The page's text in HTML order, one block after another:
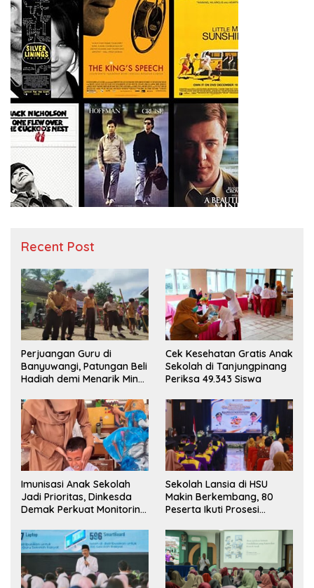
Recent Post
Perjuangan Guru di
Banyuwangi, Patungan Beli
Hadiah demi Menarik Minat
Cek Kesehatan Gratis Anak
Sekolah di Tanjungpinang
Periksa 49.343 Siswa
Imunisasi Anak Sekolah
Jadi Prioritas, Dinkesda
Demak Perkuat Monitoring
Sekolah Lansia di HSU
Makin Berkembang, 80
Peserta Ikuti Prosesi